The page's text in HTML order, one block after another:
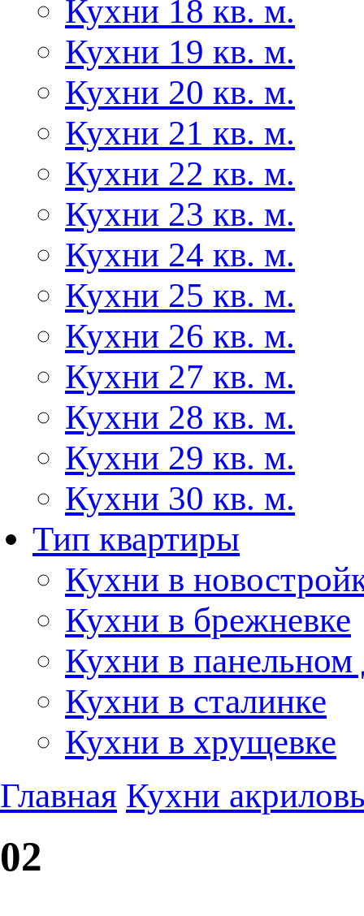
Кухни 18 кв. м.
Кухни 19 кв. м.
Кухни 20 кв. м.
Кухни 21 кв. м.
Кухни 22 кв. м.
Кухни 23 кв. м.
Кухни 24 кв. м.
Кухни 25 кв. м.
Кухни 26 кв. м.
Кухни 27 кв. м.
Кухни 28 кв. м.
Кухни 29 кв. м.
Кухни 30 кв. м.
Тип квартиры
Кухни в
Кухни в брежневке
Кухни в панельном
Кухни в сталинке
Кухни в хрущевке
Главная Кухни
02